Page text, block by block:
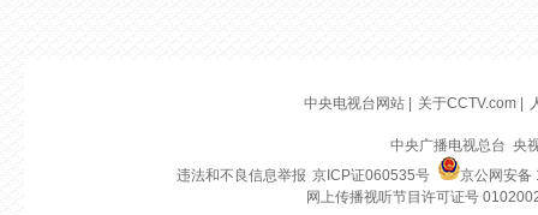
中央电视台网站 关于CCTV.com
中央广播电视总台 央
违法和不良信息举报 京ICP证060535号
京公网安
网上传播视听节目许可证号